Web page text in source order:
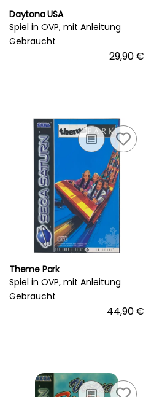
Daytona USA
Spiel in OVP, mit Anleitung
Gebraucht
29,90 €
Theme Park
Spiel in OVP, mit Anleitung
Gebraucht
44,90 €